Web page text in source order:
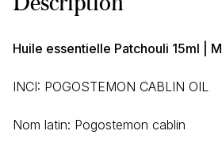
Huile essentielle Patchouli 15ml |
INCI: POGOSTEMON CABLIN OIL
Nom latin: Pogostemon cablin